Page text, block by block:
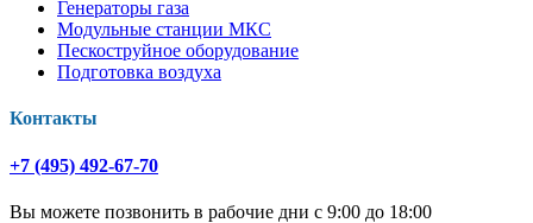
Генераторы газа
Модульные станции МКС
Пескоструйное оборудование
Подготовка воздуха
Контакты
+7 (495) 492-67-70
Вы можете позвонить в рабочие дни с 9:00 до 18:00